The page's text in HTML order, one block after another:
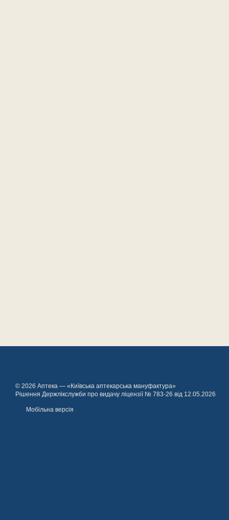
© 2026 Аптека — «Київська аптекарська мануфактура»
Рішення Держлікслужби про видачу ліцензії № 783-26 від 12.05.2026
Мобільна версія